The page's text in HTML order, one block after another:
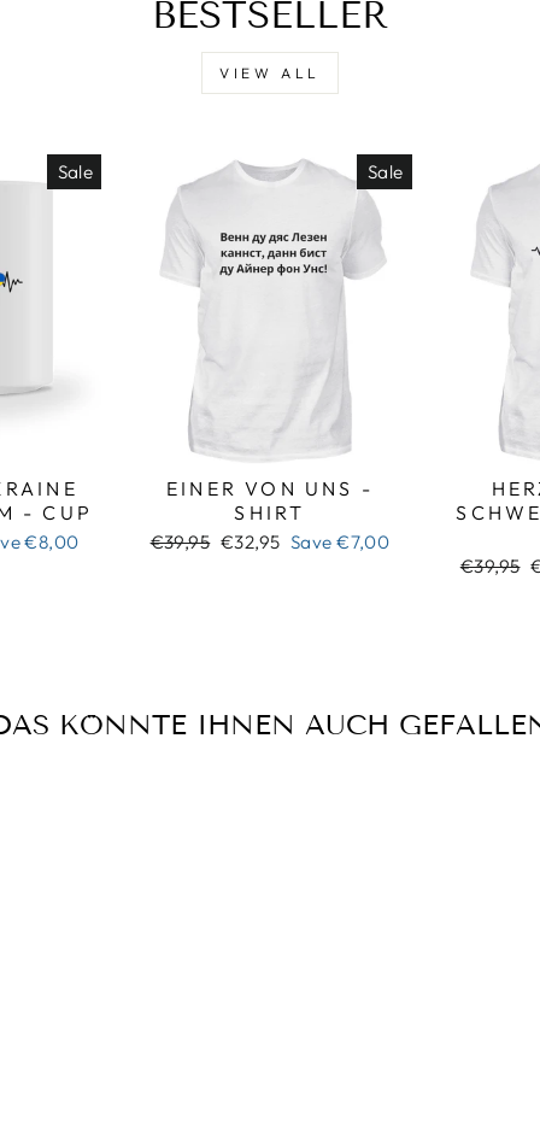
BESTSELLER
VIEW ALL
Sale
- CUP
€8,00
Sale
EINER VON UNS -
SHIRT
Regular
€39,95 Sale
€32,95 Save€7,00
Regular
€39,95
KÖNNTE IHNEN AUCH